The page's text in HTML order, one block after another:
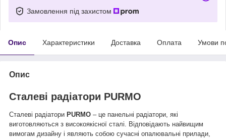
Замовлення під захистом
Опис Характеристики Доставка Оплата Умови
Опис
Сталеві радіатори PURMO
Сталеві радіатори PURMO – це панельні радіатори, які
виготовляються з високоякісної сталі. Відповідають найвищим
вимогам дизайну і являють собою сучасні опалювальні прилади,